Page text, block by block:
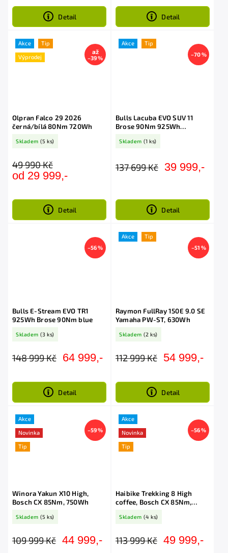
Detail Detail
Akce Tip
Výprodej
až
–39 %
Olpran Falco 29 2026
černá/bílá 80Nm 720Wh
Skladem (5 ks)
49 990 Kč
od 29 999,-
Detail
Akce
Tip
–70 %
Bulls Lacuba EVO SUV 11
Brose 90Nm 925Wh
Skladem (1 ks)
137 699 Kč 39 999,-
Detail
–56 %
Bulls E-Stream EVO TR1
925Wh Brose 90Nm blue
Skladem (3 ks)
148 999 Kč 64 999,-
Detail
Akce
Tip
–51 %
Raymon FullRay 150E 9.0 SE
Yamaha PW-ST, 630Wh
Skladem (2 ks)
112 999 Kč 54 999,-
Detail
Akce
Novinka
Tip
–59 %
Winora Yakun X10 High,
Bosch CX 85Nm, 750Wh
Skladem (5 ks)
109 999 Kč 44 999,-
Akce
Novinka
Tip
–56 %
Haibike Trekking 8 High
coffee, Bosch CX 85Nm,
Skladem (4 ks)
113 999 Kč 49 999,-